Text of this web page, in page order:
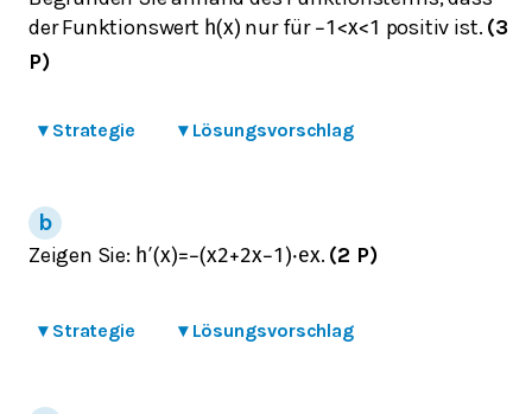
der Funktionswert h(x) nur für −1 <x<1 positiv ist. (3
P)
▾ Strategie ▾ Lösungsvorschlag
Zeigen Sie: h′(x)=−(x2+2x−1 )⋅ex. (2 P)
▾ Strategie ▾ Lösungsvorschlag